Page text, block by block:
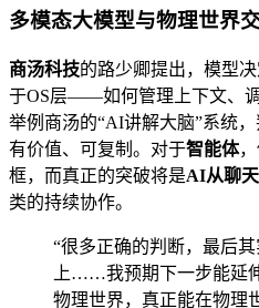
多模态大模型与物理世界
商汤科技的路少卿提出，模型
于OS层——如何管理上下文、
举例商汤的“AI讲解大脑”系统
有价值、可复制。对于智能体
框，而真正的突破将是AI从聊
类的持续协作。
“很多正确的判断，最后
上……我预期下一步能延
物理世界，真正能在物理